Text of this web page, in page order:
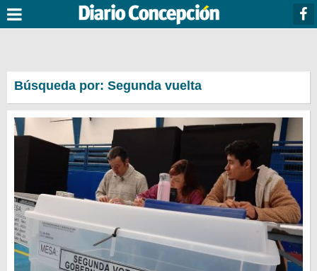
Búsqueda por: Segunda vuelta